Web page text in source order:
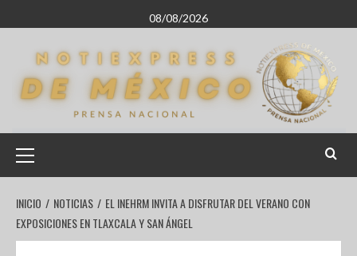
08/08/2026
INICIO NOTICIAS
EL INEHRM INVITA A DISFRUTAR DEL VERANO CON
EXPOSICIONES EN TLAXCALA Y SAN ÁNGEL